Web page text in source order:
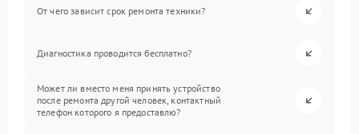
От чего зависит срок ремонта техники?
Диагностика проводится бесплатно?
Может ли вместо меня принять устройство
после ремонта другой человек, контактный
телефон которого я предоставлю?